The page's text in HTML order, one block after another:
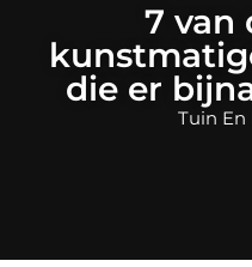
7 van
die er
Tuin